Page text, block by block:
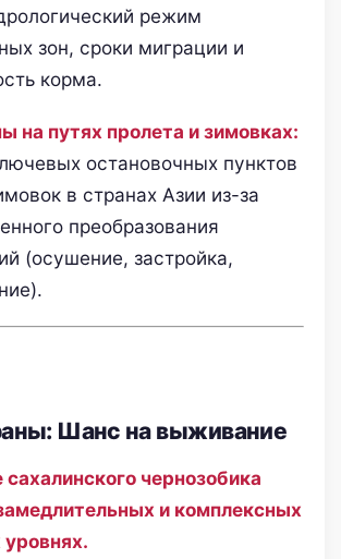
режим
зон, сроки миграции и
корма.
на путях пролета и зимовках:
остановочных пунктов
в странах Азии из-за
преобразования
(осушение, застройка,
Шанс на выживание
чернозобика
и комплексных